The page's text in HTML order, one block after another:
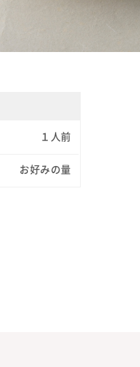
１人前
お好みの量